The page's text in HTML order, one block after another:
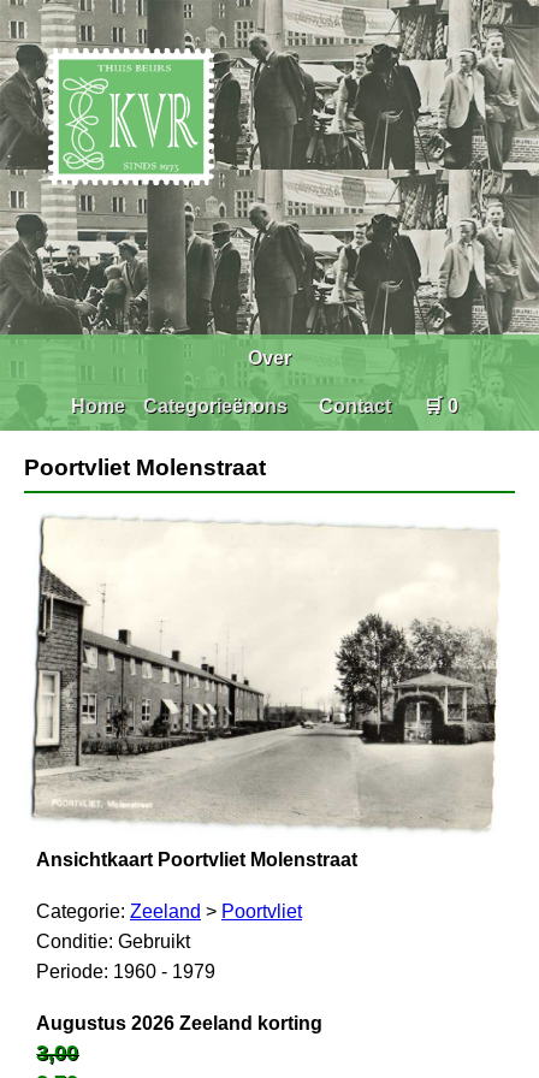
Home Categorieën
Over
ons Contact 🛒 0
Poortvliet Molenstraat
Ansichtkaart Poortvliet Molenstraat
Categorie: Zeeland > Poortvliet
Conditie: Gebruikt
Periode: 1960 - 1979
Augustus 2026 Zeeland korting
3,00